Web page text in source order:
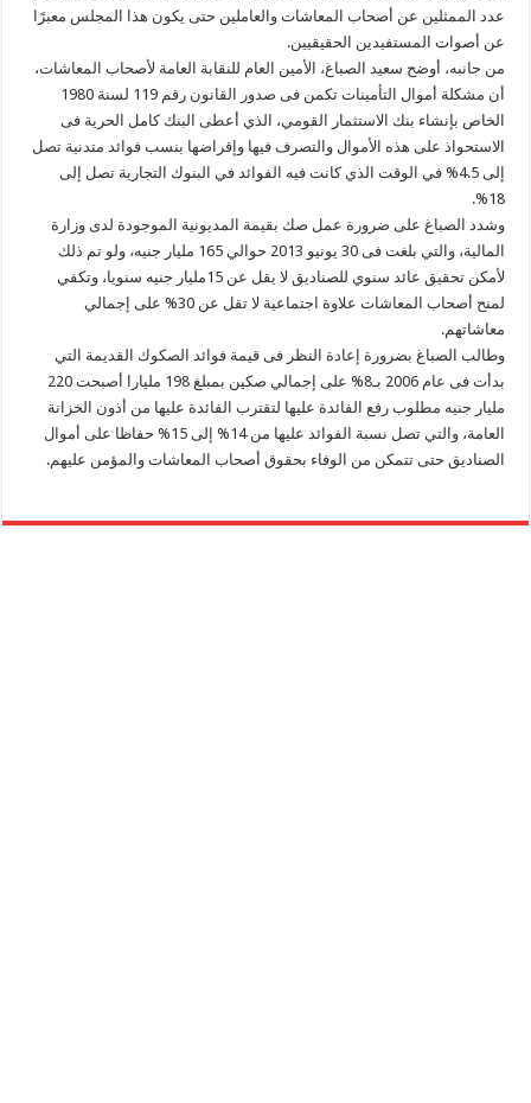
عدد الممثلين عن أصحاب المعاشات والعاملين حتى يكون هذا المجلس معبرًا
عن أصوات المستفيدين الحقيقيين.
من جانبه، أوضح سعيد الصباغ، الأمين العام للنقابة العامة لأصحاب المعاشات،
أن مشكلة أموال التأمينات تكمن فى صدور القانون رقم 119 لسنة 1980
الخاص بإنشاء بنك الاستثمار القومي، الذي أعطى البنك كامل الحرية فى
الاستحواذ على هذه الأموال والتصرف فيها وإقراضها بنسب فوائد متدنية تصل
إلى 4.5% في الوقت الذي كانت فيه الفوائد في البنوك التجارية تصل إلى
18%.
وشدد الصباغ على ضرورة عمل صك بقيمة المديونية الموجودة لدى وزارة
المالية، والتي بلغت فى 30 يونيو 2013 حوالي 165 مليار جنيه، ولو تم ذلك
لأمكن تحقيق عائد سنوي للصناديق لا يقل عن 15مليار جنيه سنويا، وتكفي
لمنح أصحاب المعاشات علاوة اجتماعية لا تقل عن 30% على إجمالي
معاشاتهم.
وطالب الصباغ بضرورة إعادة النظر فى قيمة فوائد الصكوك القديمة التي
بدأت فى عام 2006 بـ8% على إجمالي صكين بمبلغ 198 مليارا أصبحت 220
مليار جنيه مطلوب رفع الفائدة عليها لتقترب الفائدة عليها من أذون الخزانة
العامة، والتي تصل نسبة الفوائد عليها من 14% إلى 15% حفاظا على أموال
الصناديق حتى تتمكن من الوفاء بحقوق أصحاب المعاشات والمؤمن عليهم.